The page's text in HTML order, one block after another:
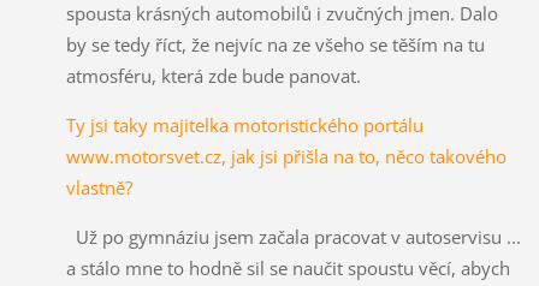
spousta krásných automobilů i zvučných jmen. Dalo
by se tedy říct, že nejvíc na ze všeho se těším na tu
atmosféru, která zde bude panovat.
Ty jsi taky majitelka motoristického portálu
www.motorsvet.cz, jak jsi přišla na to, něco takového
vlastně?
Už po gymnáziu jsem začala pracovat v autoservisu ...
a stálo mne to hodně sil se naučit spoustu věcí, abych